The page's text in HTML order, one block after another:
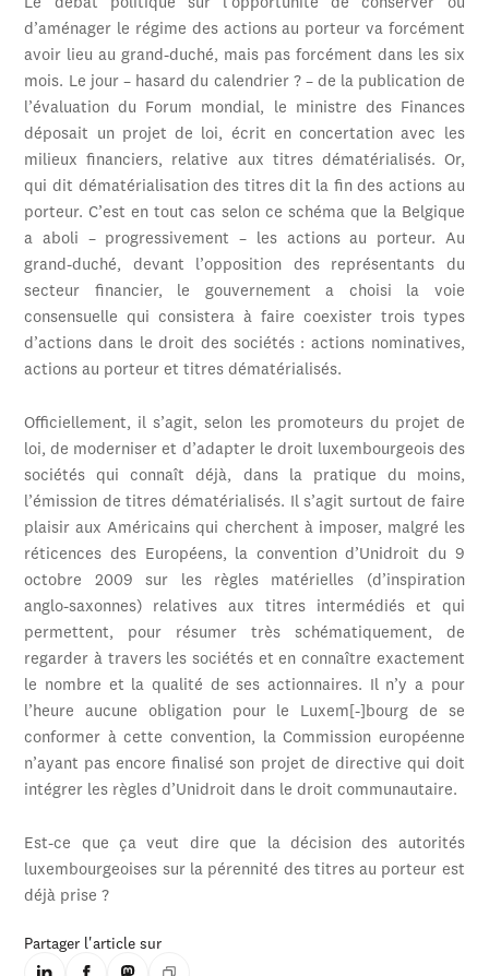
Le débat politique sur l’opportunité de conserver ou
d’aménager le régime des actions au porteur va forcément
avoir lieu au grand-duché, mais pas forcément dans les six
mois. Le jour – hasard du calendrier ? – de la publication de
l’évaluation du Forum mondial, le ministre des Finances
déposait un projet de loi, écrit en concertation avec les
milieux financiers, relative aux titres dématérialisés. Or,
qui dit dématérialisation des titres dit la fin des actions au
porteur. C’est en tout cas selon ce schéma que la Belgique
a aboli – progressivement – les actions au porteur. Au
grand-duché, devant l’opposition des représentants du
secteur financier, le gouvernement a choisi la voie
consensuelle qui consistera à faire coexister trois types
d’actions dans le droit des sociétés : actions nominatives,
actions au porteur et titres dématérialisés.
Officiellement, il s’agit, selon les promoteurs du projet de
loi, de moderniser et d’adapter le droit luxembourgeois des
sociétés qui connaît déjà, dans la pratique du moins,
l’émission de titres dématérialisés. Il s’agit surtout de faire
plaisir aux Américains qui cherchent à imposer, malgré les
réticences des Européens, la convention d’Unidroit du 9
octobre 2009 sur les règles matérielles (d’inspiration
anglo-saxonnes) relatives aux titres intermédiés et qui
permettent, pour résumer très schématiquement, de
regarder à travers les sociétés et en connaître exactement
le nombre et la qualité de ses actionnaires. Il n’y a pour
l’heure aucune obligation pour le Luxem[-]bourg de se
conformer à cette convention, la Commission européenne
n’ayant pas encore finalisé son projet de directive qui doit
intégrer les règles d’Unidroit dans le droit communautaire.
Est-ce que ça veut dire que la décision des autorités
luxembourgeoises sur la pérennité des titres au porteur est
déjà prise ?
Partager l'article sur